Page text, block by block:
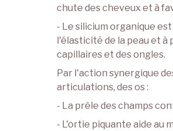
chute des cheveux et à
- Le silicium organique
l'élasticité de la peau et
capillaires et des ongles.
Par l'action synergique
articulations, des os :
- La prêle des champs
- L'ortie piquante aide au